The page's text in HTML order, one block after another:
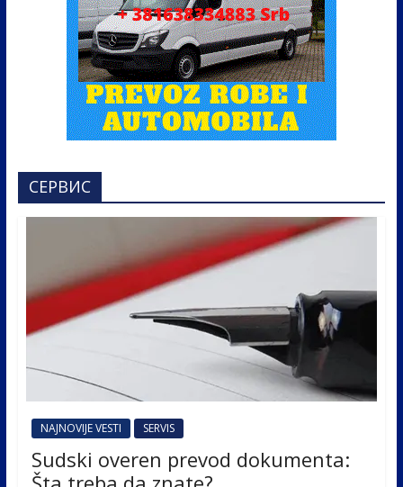
СЕРВИС
NAJNOVIJE VESTI SERVIS
Sudski overen prevod dokumenta: